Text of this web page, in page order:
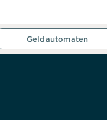
Geldautomaten